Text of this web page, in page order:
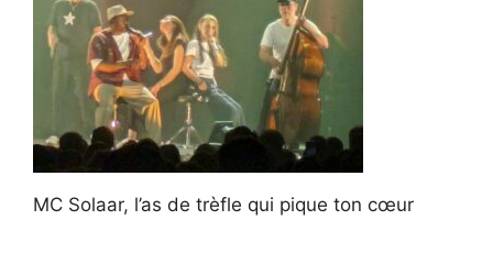
MC Solaar, l’as de trèfle qui pique ton cœur